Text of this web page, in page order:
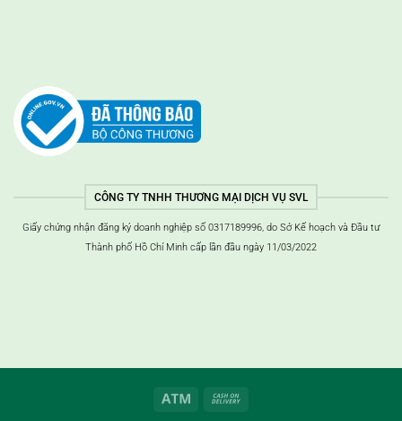
CÔNG TY TNHH THƯƠNG MẠI DỊCH VỤ SVL
Giấy chứng nhận đăng ký doanh nghiệp số 0317189996, do Sở Kế hoạch và Đầu tư
Thành phố Hồ Chí Minh cấp lần đầu ngày 11/03/2022
ATM